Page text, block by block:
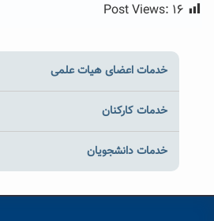
Post Views: ۱۶
خدمات اعضای هیات علمی
خدمات کارکنان
خدمات دانشجویان